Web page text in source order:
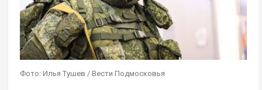
Фото: Илья Тушев / Вести Подмосковья